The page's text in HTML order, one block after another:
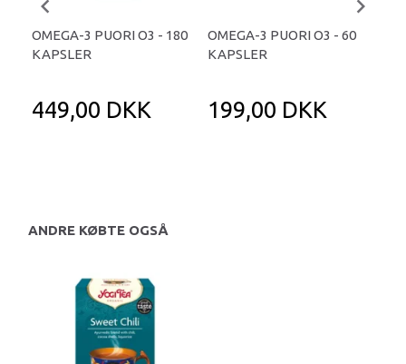
OMEGA-3 PUORI O3 - 180
KAPSLER
449,00 DKK
OMEGA-3 PUORI O3 - 60
KAPSLER
199,00 DKK
ANDRE KØBTE OGSÅ